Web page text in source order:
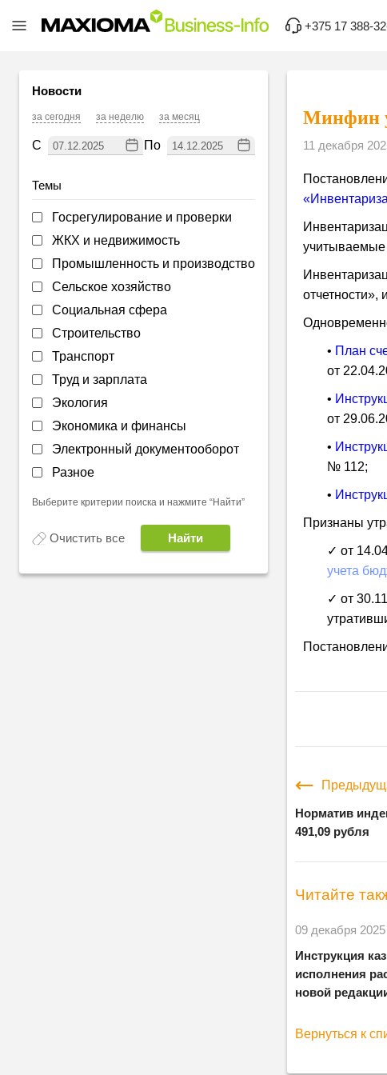
+375 17 388-
Новости
за сегодня за неделю за месяц
С По
Темы
Госрегулирование и проверки
ЖКХ и недвижимость
Промышленность и производство
Сельское хозяйство
Социальная сфера
Строительство
Транспорт
Труд и зарплата
Экология
Экономика и финансы
Электронный документооборот
Разное
Выберите критерии поиска и нажмите “Найти”
Очистить все
Минфин
11 декабря
учитываемые
• План
от
•
от
•
№ 112;
•
Признаны
✓ от
учета
✓ от
Норматив
491,09 рубля
Читайте
09 декабря 2025
Инструкция
исполнения
новой
Вернуться к